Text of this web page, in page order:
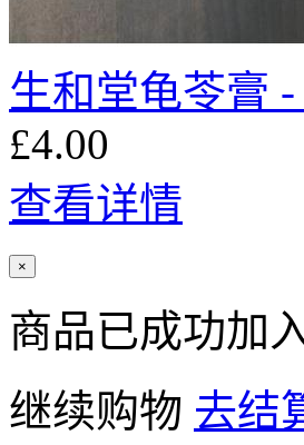
生和堂龟苓膏
£4.00
查看详情
×
商品已成功加
继续购物 去结